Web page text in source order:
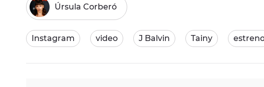
Úrsula Corberó
Instagram video J Balvin Tainy